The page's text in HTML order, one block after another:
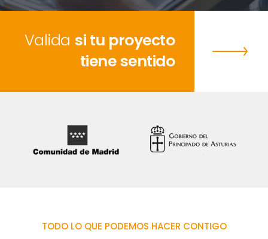
Valida si tu proyecto
tiene sentido
TODO LO QUE PODEMOS HACER CONTIGO